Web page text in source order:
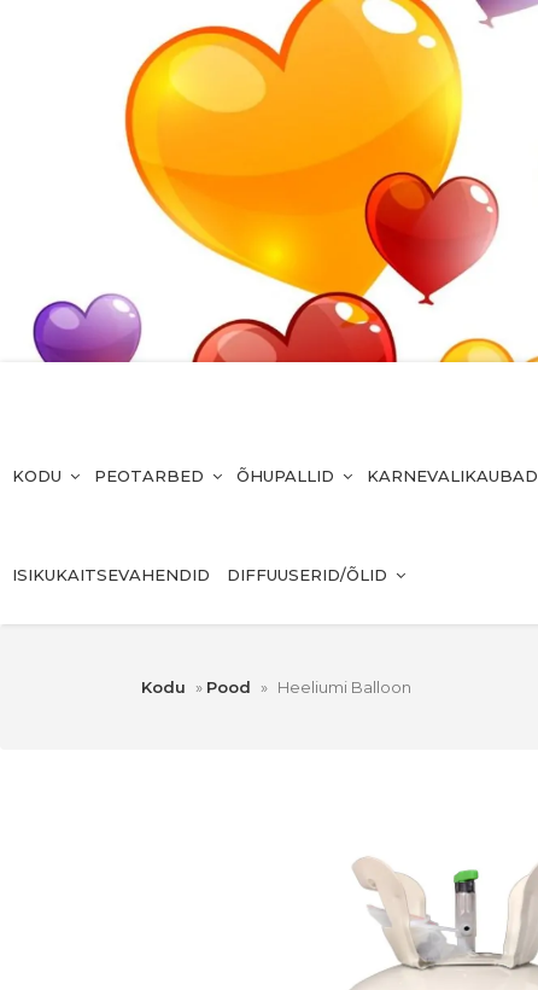
KODU PEOTARBED ÕHUPALLID KARNEVALIKAUBAD
ISIKUKAITSEVAHENDID DIFFUUSERID/ÕLID
Kodu » Pood » Heeliumi Balloon